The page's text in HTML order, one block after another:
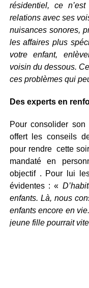
résidentiel, ce
relations avec ses
nuisances sonores,
les affaires plus
votre enfant,
voisin du dessous.
ces problèmes qui
Des experts en
Pour consolider son
offert les conseils
pour rendre cette
mandaté en
objectif . Pour lui
évidentes : «
enfants. Là, nous
enfants encore en
jeune fille pourrait